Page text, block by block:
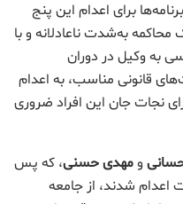
برای اعدام این پنج
به‌شدت ناعادلانه و با
به وکیل در دوران
قانونی مناسب، به اعدام
نجات جان این افراد ضروری
ومهدی حسنی، که پس
اعدام شدند، از جامعه